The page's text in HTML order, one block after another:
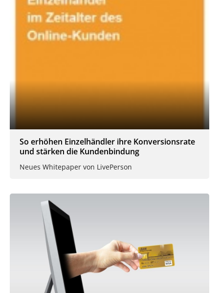
So erhöhen Einzelhändler ihre Konversionsrate
und stärken die Kundenbindung
Neues Whitepaper von LivePerson